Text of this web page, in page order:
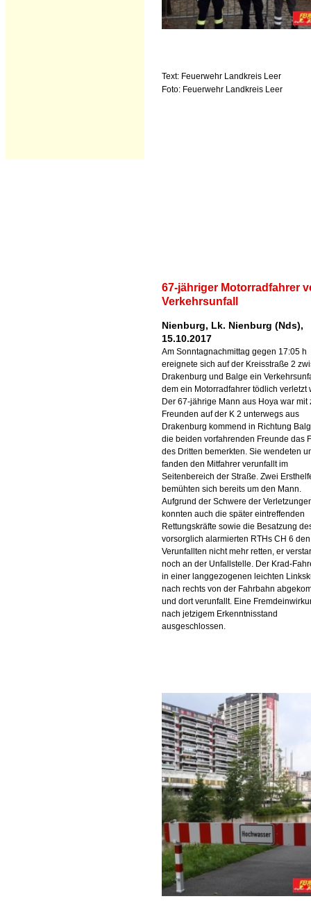
Text: Feuerwehr Landkreis Leer
Foto: Feuerwehr Landkreis Leer
67-jähriger Motorradfahrer
Verkehrsunfall
Nienburg, Lk. Nienburg (Nds),
15.10.2017
Am Sonntagnachmittag gegen 17:05 h
ereignete sich auf der Kreisstraße 2
Drakenburg und Balge ein
dem ein Motorradfahrer tödlich verletzt
Der 67-jährige Mann aus Hoya war mit
Freunden auf der K 2 unterwegs aus
Drakenburg kommend in Richtung
die beiden vorfahrenden Freunde das
des Dritten bemerkten. Sie wendeten
fanden den Mitfahrer verunfallt im
Seitenbereich der Straße. Zwei
bemühten sich bereits um den Mann.
Aufgrund der Schwere der
konnten auch die später eintreffenden
Rettungskräfte sowie die Besatzung
vorsorglich alarmierten RTHs CH 6 den
Verunfallten nicht mehr retten, er
noch an der Unfallstelle. Der Krad-
in einer langgezogenen leichten
nach rechts von der Fahrbahn
und dort verunfallt. Eine
nach jetzigem Erkenntnisstand
ausgeschlossen.